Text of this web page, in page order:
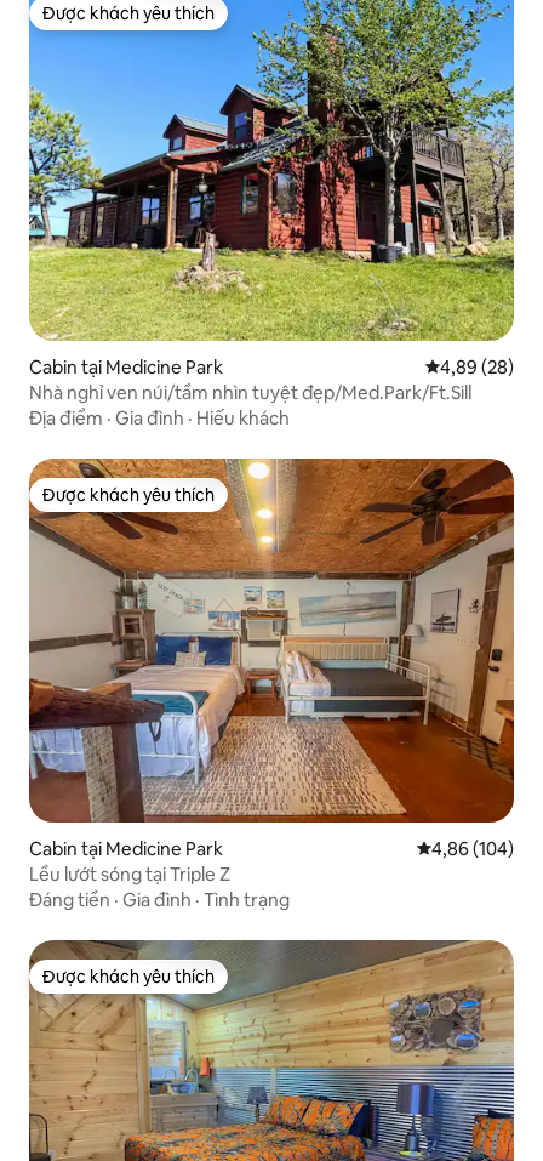
Được khách yêu thích
Được khách yêu thích
Cabin tại Medicine Park Xếp hạng
4,89 (28)
Nhà nghỉ ven núi/tầm nhìn tuyệt đẹp/Med.Park/Ft.Sill
Địa điểm · Gia đình · Hiếu khách
Được khách yêu thích
Được khách yêu thích
Cabin tại Medicine Park Xếp hạng
4,86 (104)
Lều lướt sóng tại Triple Z
Đáng tiền · Gia đình · Tình trạng
Được khách yêu thích
Được khách yêu thích